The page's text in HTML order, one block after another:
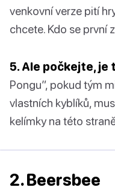
venkovní verze pití
chcete. Kdo se první
5. Ale počkejte, je
Pongu”, pokud tým
vlastních kyblíků,
kelímky na této
2. Beersbee